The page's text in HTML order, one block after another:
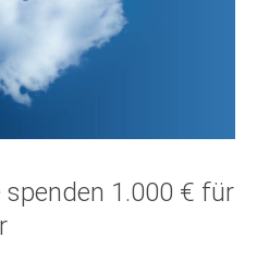
spenden 1.000 € für